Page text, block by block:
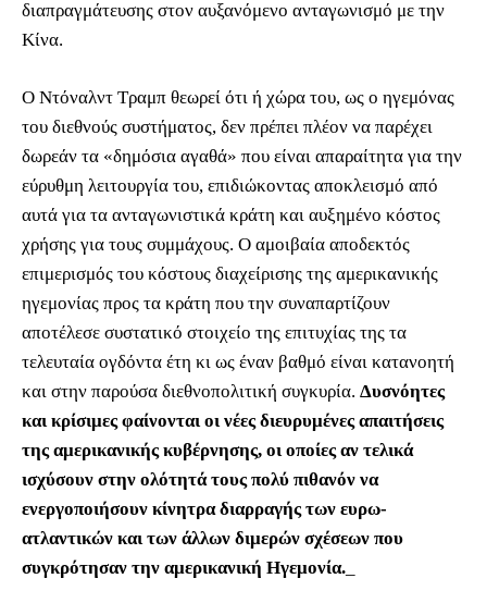
διαπραγμάτευσης στον αυξανόμενο ανταγωνισμό με την
Κίνα.
Ο Ντόναλντ Τραμπ θεωρεί ότι ή χώρα του, ως ο ηγεμόνας
του διεθνούς συστήματος, δεν πρέπει πλέον να παρέχει
δωρεάν τα «δημόσια αγαθά» που είναι απαραίτητα για την
εύρυθμη λειτουργία του, επιδιώκοντας αποκλεισμό από
αυτά για τα ανταγωνιστικά κράτη και αυξημένο κόστος
χρήσης για τους συμμάχους. Ο αμοιβαία αποδεκτός
επιμερισμός του κόστους διαχείρισης της αμερικανικής
ηγεμονίας προς τα κράτη που την συναπαρτίζουν
αποτέλεσε συστατικό στοιχείο της επιτυχίας της τα
τελευταία ογδόντα έτη κι ως έναν βαθμό είναι κατανοητή
και στην παρούσα διεθνοπολιτική συγκυρία. Δυσνόητες
και κρίσιμες φαίνονται οι νέες διευρυμένες απαιτήσεις
της αμερικανικής κυβέρνησης, οι οποίες αν τελικά
ισχύσουν στην ολότητά τους πολύ πιθανόν να
ενεργοποιήσουν κίνητρα διαρραγής των ευρω-
ατλαντικών και των άλλων διμερών σχέσεων που
συγκρότησαν την αμερικανική Ηγεμονία.